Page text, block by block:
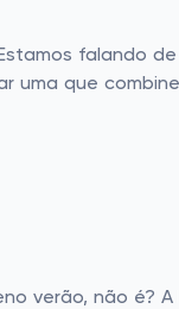
falando
uma que
verão, não